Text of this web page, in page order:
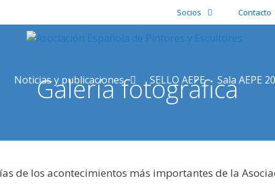
Socios Contacto
Noticias y publicaciones SELLO AEPE Sala AEPE
Galería fotográfica
de los acontecimientos más importantes de la